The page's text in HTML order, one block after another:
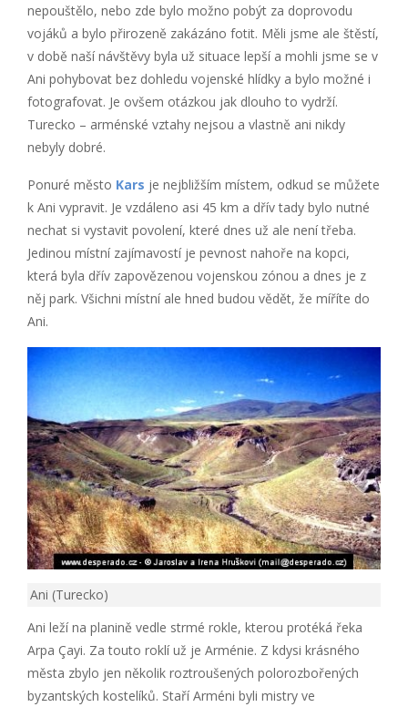
nepouštělo, nebo zde bylo možno pobýt za doprovodu
vojáků a bylo přirozeně zakázáno fotit. Měli jsme ale štěstí,
v době naší návštěvy byla už situace lepší a mohli jsme se v
Ani pohybovat bez dohledu vojenské hlídky a bylo možné i
fotografovat. Je ovšem otázkou jak dlouho to vydrží.
Turecko – arménské vztahy nejsou a vlastně ani nikdy
nebyly dobré.
Ponuré město Kars je nejbližším místem, odkud se můžete
k Ani vypravit. Je vzdáleno asi 45 km a dřív tady bylo nutné
nechat si vystavit povolení, které dnes už ale není třeba.
Jedinou místní zajímavostí je pevnost nahoře na kopci,
která byla dřív zapovězenou vojenskou zónou a dnes je z
něj park. Všichni místní ale hned budou vědět, že míříte do
Ani.
Ani (Turecko)
Ani leží na planině vedle strmé rokle, kterou protéká řeka
Arpa Çayi. Za touto roklí už je Arménie. Z kdysi krásného
města zbylo jen několik roztroušených polorozbořených
byzantských kostelíků. Staří Arméni byli mistry ve